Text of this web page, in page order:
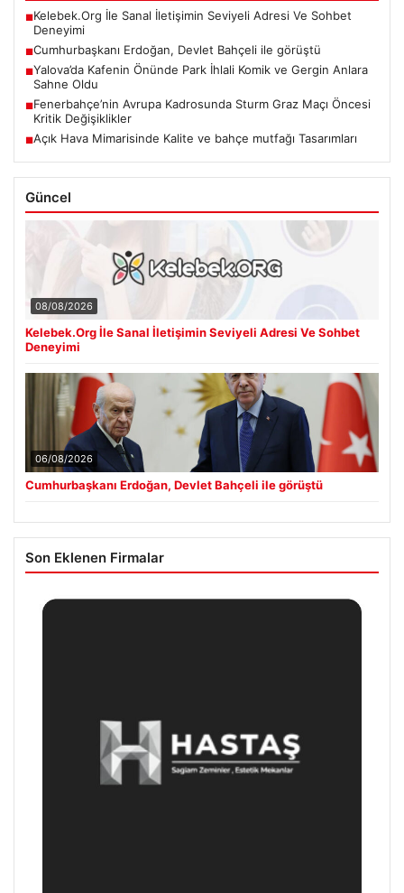
■Kelebek.Org İle Sanal İletişimin Seviyeli Adresi Ve Sohbet
Deneyimi
■Cumhurbaşkanı Erdoğan, Devlet Bahçeli ile görüştü
■Yalova’da Kafenin Önünde Park İhlali Komik ve Gergin Anlara
Sahne Oldu
■Fenerbahçe’nin Avrupa Kadrosunda Sturm Graz Maçı Öncesi
Kritik Değişiklikler
■Açık Hava Mimarisinde Kalite ve bahçe mutfağı Tasarımları
Güncel
08/08/2026
Kelebek.Org İle Sanal İletişimin Seviyeli Adresi Ve Sohbet
Deneyimi
06/08/2026
Cumhurbaşkanı Erdoğan, Devlet Bahçeli ile görüştü
Son Eklenen Firmalar